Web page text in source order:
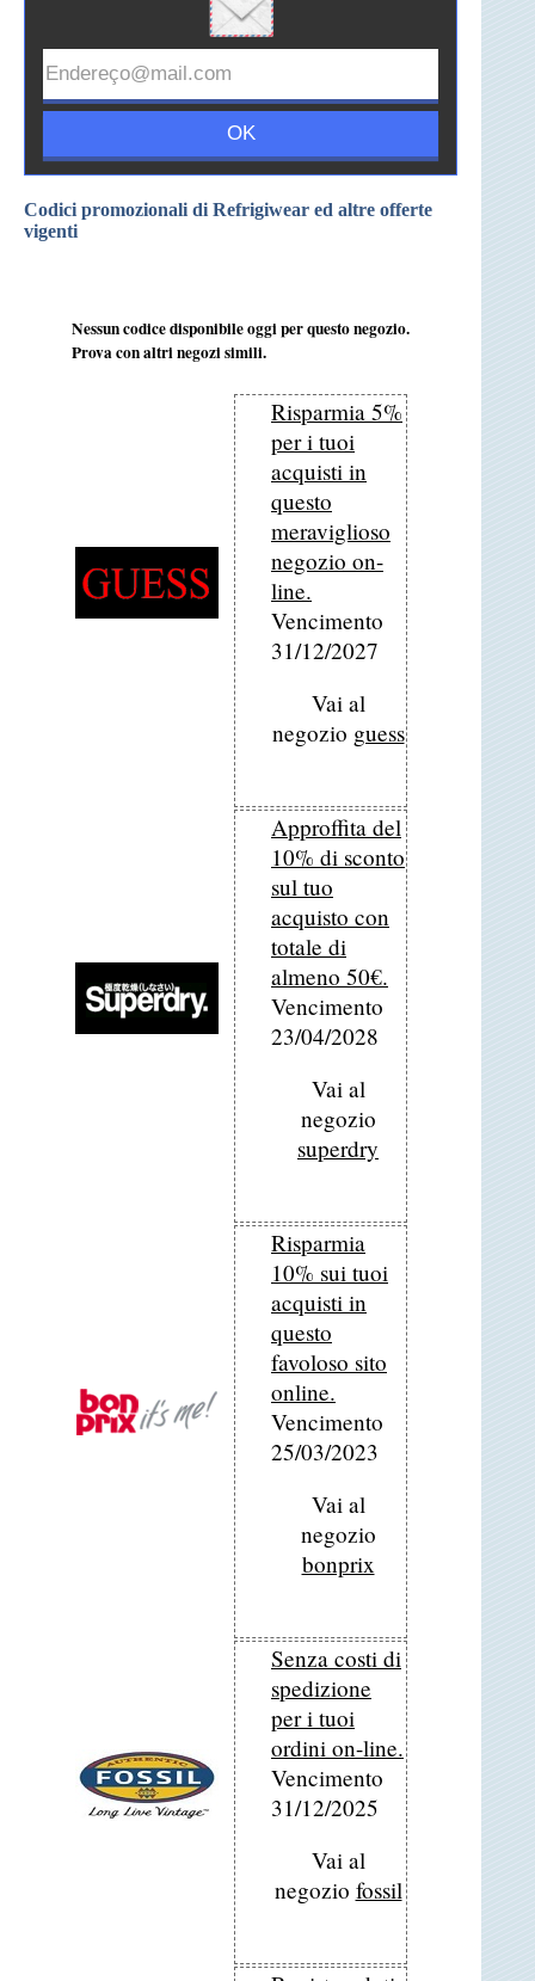
Codici promozionali di Refrigiwear ed altre offerte
vigenti
Nessun codice disponibile oggi per questo negozio.
Prova con altri negozi simili.
Risparmia 5%
per i tuoi
acquisti in
questo
meraviglioso
negozio on-
line.
Vencimento
31/12/2027
Vai al
negozio guess
Approffita del
10% di sconto
sul tuo
acquisto con
totale di
almeno 50€.
Vencimento
23/04/2028
Vai al
negozio
superdry
Risparmia
10% sui tuoi
acquisti in
questo
favoloso sito
online.
Vencimento
25/03/2023
Vai al
negozio
bonprix
Senza costi di
spedizione
per i tuoi
ordini on-line.
Vencimento
31/12/2025
Vai al
negozio fossil